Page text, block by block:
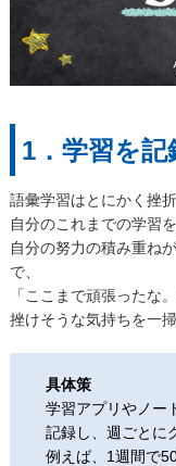
1．学習を記
語彙学習はとにかく挫
自分のこれまでの学習
自分の努力の積み重ね
で、
「ここまで頑張ったな
挫けそうな気持ちを一
具体策
学習アプリやノー
記録し、週ごとに
例えば、1週間で